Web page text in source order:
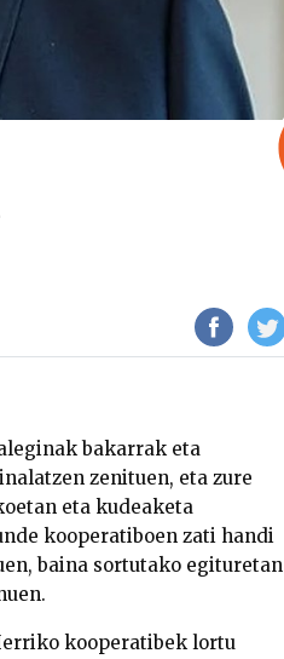
bakarrak eta
zenituen, eta zure
eta kudeaketa
kooperatiboen zati handi
baina sortutako egituretan
kooperatibek lortu